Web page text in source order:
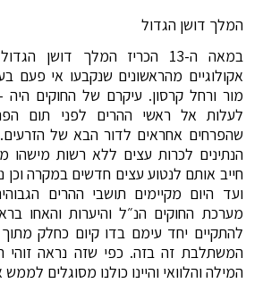
המלך דושן הגדול
במאה ה-13 הכריז המלך דושן
אקולוגיים מהראשונים שנקבעו אי פעם
מור ורחל קרסון. עיקרם של החוקים היה
לעלות אל ראשי ההרים לפני תום
שהפרחים אחראים לדור הבא של
הנתינים לכרות עצים ללא רשות מישהו
חייב אותם לנטוע עצים חדשים במקרה וכן
ועד היום מקיימים תושבי ההרים
מערכת החוקים הנ״ל והיערות והאחו
להתקיים יחד עימם בדו קיום כחלק
המשתלבת זה בזה. כפי שזה נראה זוהי
המילה והלוואי והיינו כולנו מסוגלים